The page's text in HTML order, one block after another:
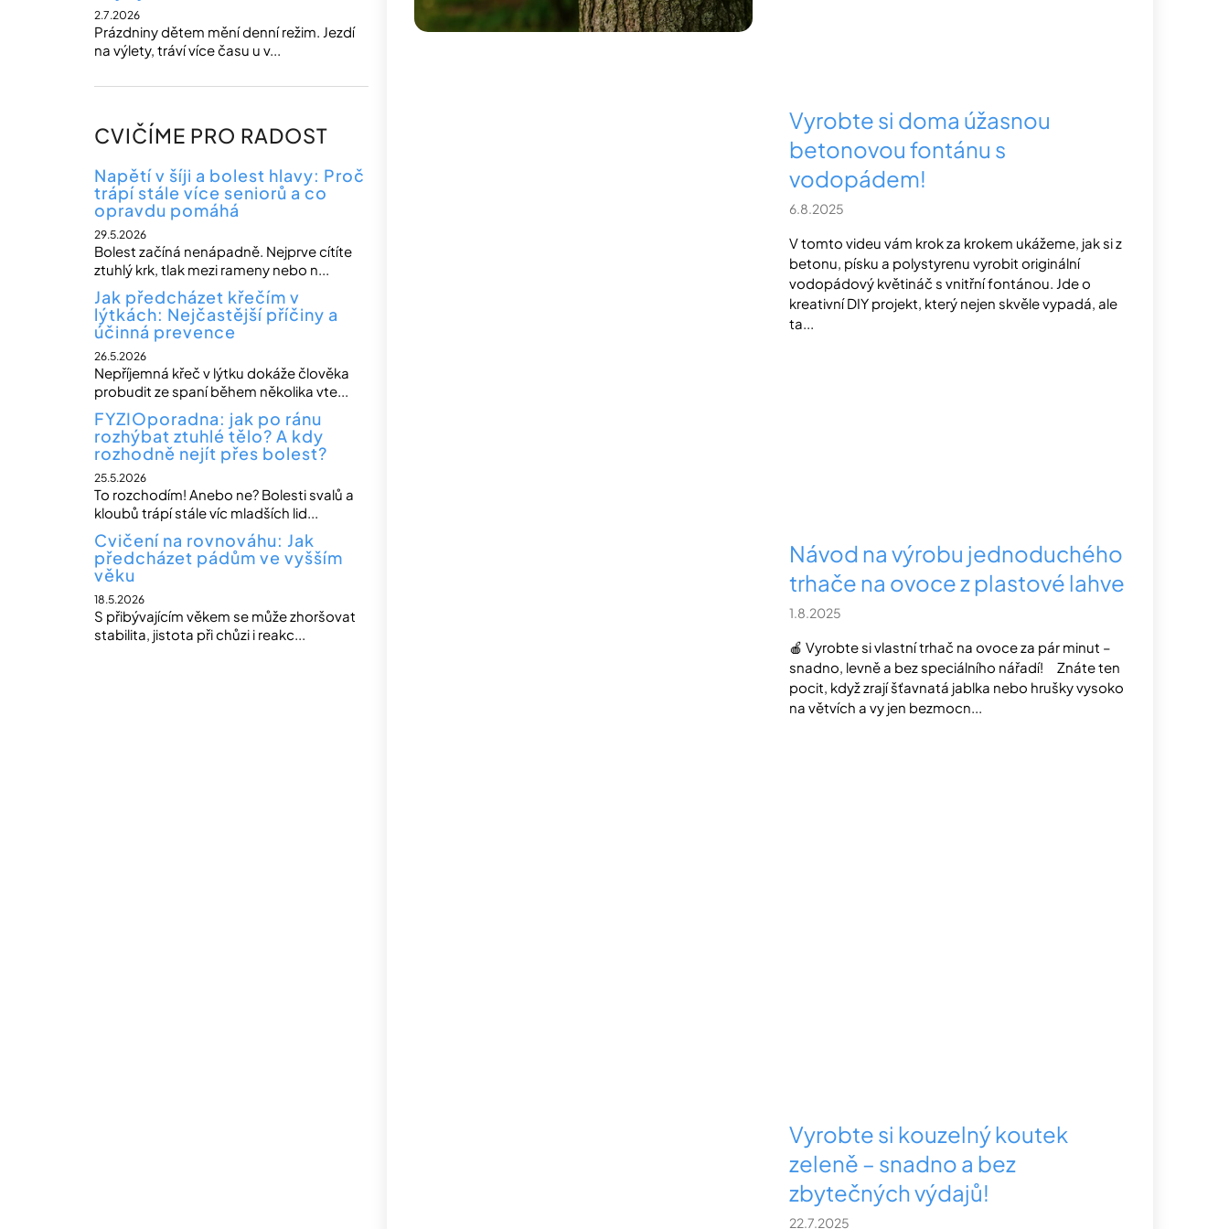
2.7.2026
Prázdniny dětem mění denní režim. Jezdí
na výlety, tráví více času u v...
CVIČÍME PRO RADOST
Napětí v šíji a bolest hlavy: Proč
trápí stále více seniorů a co
opravdu pomáhá
29.5.2026
Bolest začíná nenápadně. Nejprve cítíte
ztuhlý krk, tlak mezi rameny nebo n...
Jak předcházet křečím v
lýtkách: Nejčastější příčiny a
účinná prevence
26.5.2026
Nepříjemná křeč v lýtku dokáže člověka
probudit ze spaní během několika vte...
FYZIOporadna: jak po ránu
rozhýbat ztuhlé tělo? A kdy
rozhodně nejít přes bolest?
25.5.2026
To rozchodím! Anebo ne? Bolesti svalů a
kloubů trápí stále víc mladších lid...
Cvičení na rovnováhu: Jak
předcházet pádům ve vyšším
věku
18.5.2026
S přibývajícím věkem se může zhoršovat
stabilita, jistota při chůzi i reakc...
Vyrobte si doma úžasnou
betonovou fontánu s
vodopádem!
6.8.2025
V tomto videu vám krok za krokem ukážeme, jak si z
betonu, písku a polystyrenu vyrobit originální
vodopádový květináč s vnitřní fontánou. Jde o
kreativní DIY projekt, který nejen skvěle vypadá, ale
ta...
Návod na výrobu jednoduchého
trhače na ovoce z plastové lahve
1.8.2025
🍎 Vyrobte si vlastní trhač na ovoce za pár minut –
snadno, levně a bez speciálního nářadí! Znáte ten
pocit, když zrají šťavnatá jablka nebo hrušky vysoko
na větvích a vy jen bezmocn...
Vyrobte si kouzelný koutek
zeleně – snadno a bez
zbytečných výdajů!
22.7.2025